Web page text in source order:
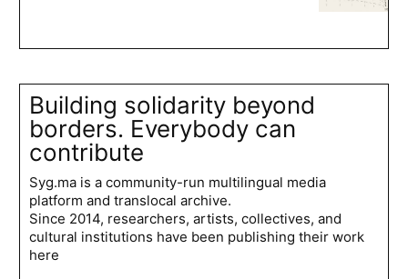
Building solidarity beyond
borders. Everybody can
contribute
Syg.ma is a community-run multilingual media
platform and translocal archive.
Since 2014, researchers, artists, collectives, and
cultural institutions have been publishing their work
here